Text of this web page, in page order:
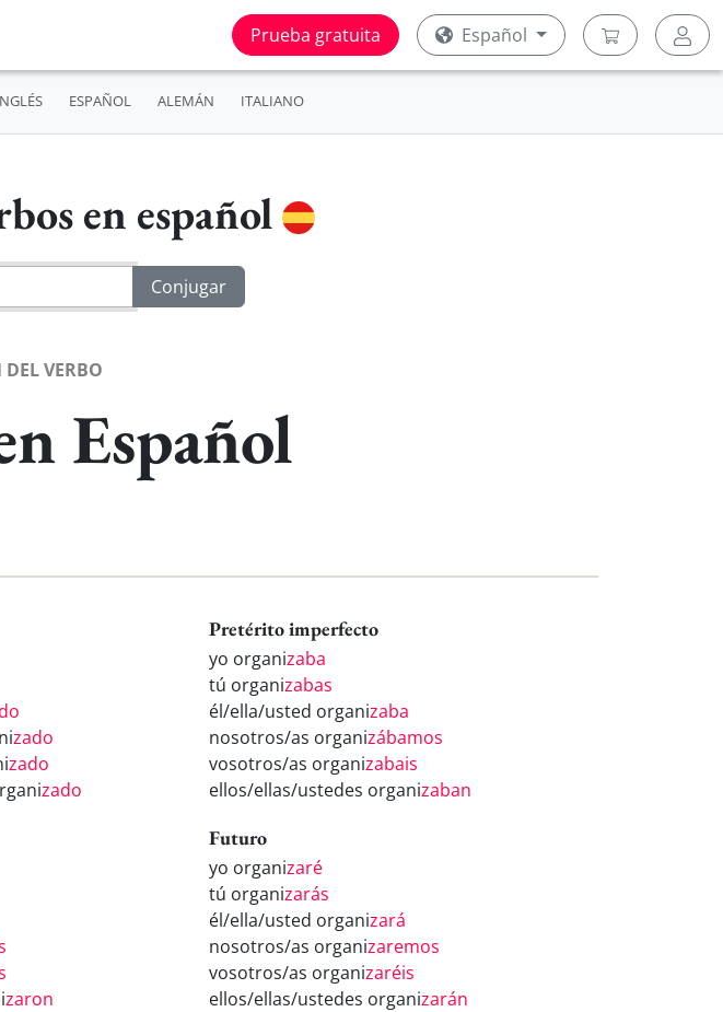
Prueba gratuita Español
ESPAÑOL ALEMÁN ITALIANO
en español
VERBO
Español
zado
zado
zado
Pretérito imperfecto
yo organizaba
tú organizabas
él/ella/usted organizaba
nosotros/as organizábamos
vosotros/as organizabais
ellos/ellas/ustedes organizaban
zaron
Futuro
yo organizaré
tú organizarás
él/ella/usted organizará
nosotros/as organizaremos
vosotros/as organizaréis
ellos/ellas/ustedes organizarán